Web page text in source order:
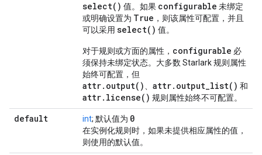
select() 值。如果 configurable 未绑定
或明确设置为 True ，则该属性可配置，并且
可以采用 select() 值。
对于规则或方面的属性， configurable 必
须保持未绑定状态。大多数 Starlark 规则属性
始终可配置，但
attr.output() attr.output_list() 和
attr.license() 规则属性始终不可配置。
default int; 默认值为 0
在实例化规则时，如果未提供相应属性的值，
则使用的默认值。